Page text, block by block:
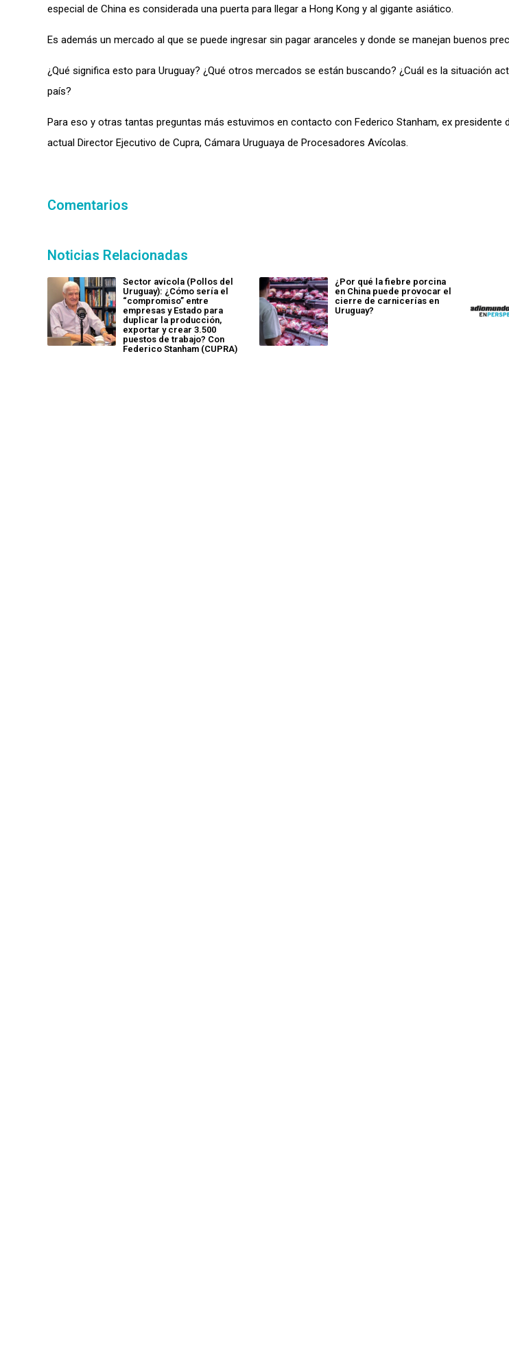
especial de China es considerada una puerta para llegar a Hong Kong y al gigante asiático.
Es además un mercado al que se puede ingresar sin pagar aranceles y donde se manejan buenos
¿Qué significa esto para Uruguay? ¿Qué otros mercados se están buscando? ¿Cuál es la situación
país?
Para eso y otras tantas preguntas más estuvimos en contacto con Federico Stanham, ex presidente
actual Director Ejecutivo de Cupra, Cámara Uruguaya de Procesadores Avícolas.
Comentarios
Noticias Relacionadas
Sector avícola (Pollos del
Uruguay): ¿Cómo sería el
“compromiso” entre
empresas y Estado para
duplicar la producción,
exportar y crear 3.500
puestos de trabajo? Con
Federico Stanham (CUPRA)
¿Por qué la fiebre porcina
en China puede provocar el
cierre de carnicerías en
Uruguay?